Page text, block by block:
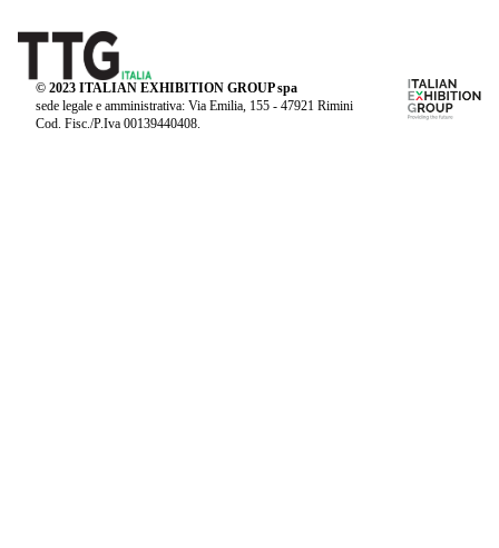
© 2023 ITALIAN EXHIBITION GROUP spa
sede legale e amministrativa: Via Emilia, 155 - 47921 Rimini
Cod. Fisc./P.Iva 00139440408.